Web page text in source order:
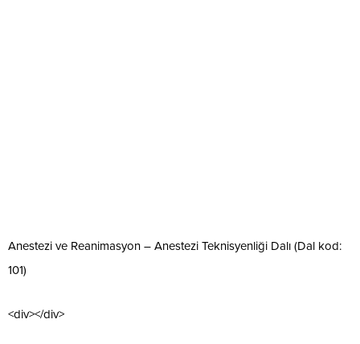
Anestezi ve Reanimasyon – Anestezi Teknisyenliği Dalı (Dal kod:
101)
<div></div>